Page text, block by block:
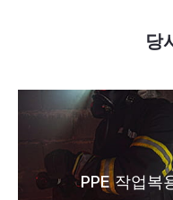
당
PPE 작업복